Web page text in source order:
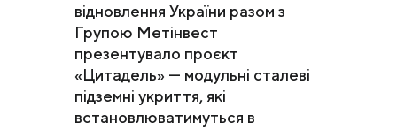
відновлення України разом з
Групою Метінвест
презентувало проєкт
«Цитадель» — модульні сталеві
підземні укриття, які
встановлюватимуться в